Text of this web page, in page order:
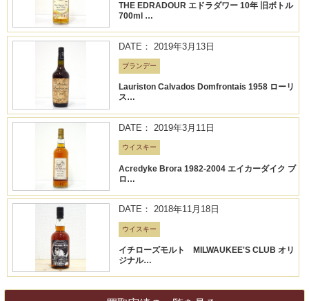
THE EDRADOUR エドラダワー 10年 旧ボトル
700ml …
DATE： 2019年3月13日
ブランデー
Lauriston Calvados Domfrontais 1958 ローリ
ス…
DATE： 2019年3月11日
ウイスキー
Acredyke Brora 1982-2004 エイカーダイク ブ
ロ…
DATE： 2018年11月18日
ウイスキー
イチローズモルト MILWAUKEE'S CLUB オリ
ジナル…